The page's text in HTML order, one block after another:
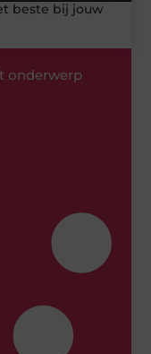
beste bij jouw
onderwerp